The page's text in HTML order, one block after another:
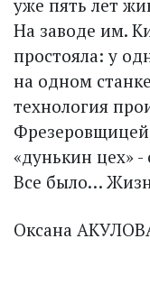
уже пять лет
На заводе им.
простояла: у
на одном
технология
«дунькин цех»
Все было…
Оксана